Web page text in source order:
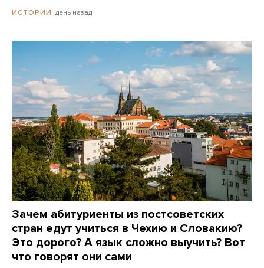
ИСТОРИИ день назад
Зачем абитуриенты из постсоветских
стран едут учиться в Чехию и Словакию?
Это дорого? А язык сложно выучить? Вот
что говорят они сами